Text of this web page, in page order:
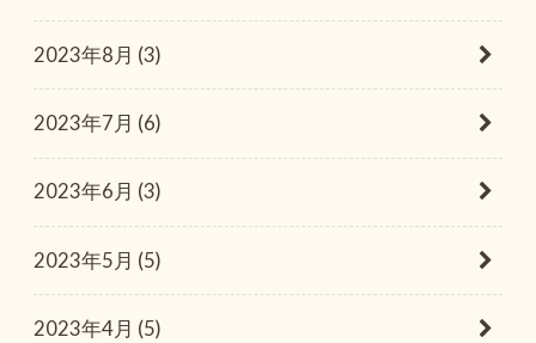
2023年8月 (3)
2023年7月 (6)
2023年6月 (3)
2023年5月 (5)
2023年4月 (5)